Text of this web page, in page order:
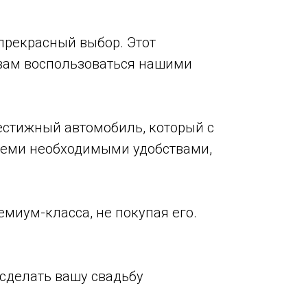
выбор. Этот
воспользоваться нашими
автомобиль, который с
необходимыми удобствами,
класса, не покупая его.
вашу свадьбу